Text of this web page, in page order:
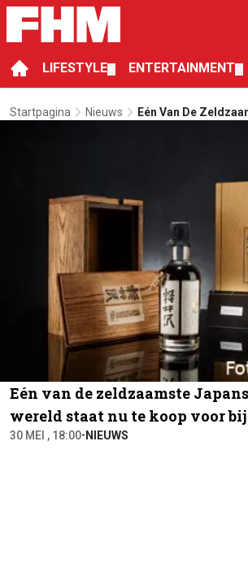
LIFESTYLE ENTERTAINMENT
Startpagina Nieuws
Eén Van De
Eén van de zeldzaamste
wereld staat nu te koop voor
30 MEI , 18:00• NIEUWS